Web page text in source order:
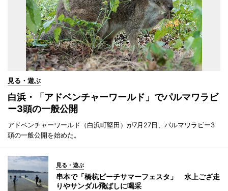
見る・遊ぶ
白浜・「アドベンチャーワールド」でパルマワラビ
ー3頭の一般公開
アドベンチャーワールド（白浜町堅田）が7月27日、パルマワラビー3
頭の一般公開を始めた。
見る・遊ぶ
串本で「橋杭ビーチサマーフェスタ」 水上ござ走
りやサンダル飛ばしに喝采